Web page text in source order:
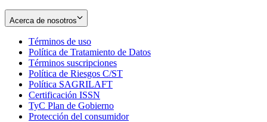
Acerca de nosotros
Términos de uso
in
new
window
Política de Tratamiento de Datos
Términos suscripciones
in
Política de Riesgos C/ST
Política SAGRILAFT
new
window
Certificación ISSN
in
new
TyC Plan de Gobierno
in
Protección del consumidorOpens